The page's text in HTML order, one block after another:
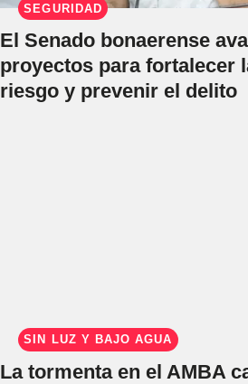
SEGURIDAD
El Senado bonaerense
proyectos para fortalecer
riesgo y prevenir el delito
SIN LUZ Y BAJO AGUA
La tormenta en el AMBA